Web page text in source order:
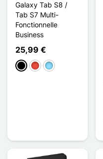
Galaxy Tab S8 /
Tab S7 Multi-
Fonctionnelle
Business
25,99 €
MustaPunainenBleu Clair